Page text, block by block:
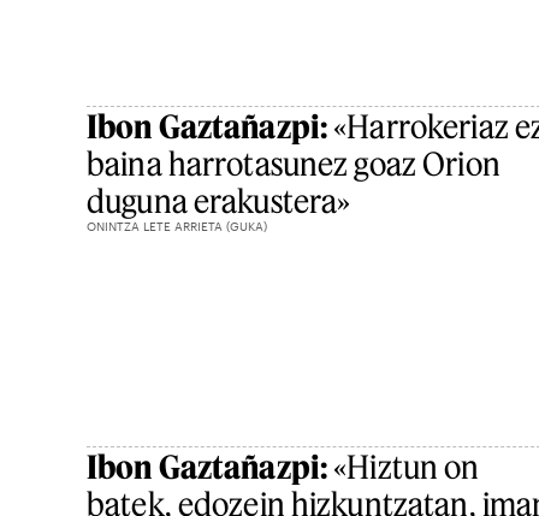
Ibon Gaztañazpi:«Harrokeriaz
baina harrotasunez goaz Orion
duguna erakustera»
ONINTZA LETE ARRIETA (GUKA)
Ibon Gaztañazpi:«Hiztun on
batek, edozein hizkuntzatan,